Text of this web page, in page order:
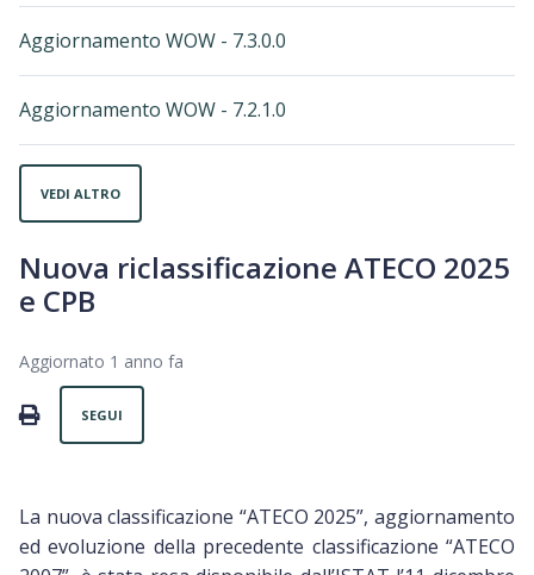
Aggiornamento WOW - 7.3.0.0
Aggiornamento WOW - 7.2.1.0
VEDI ALTRO
Nuova riclassificazione ATECO 2025
e CPB
Aggiornato 1 anno fa
PRINT
SEGUI
La nuova classificazione “ATECO 2025”, aggiornamento
ed evoluzione della precedente classificazione “ATECO